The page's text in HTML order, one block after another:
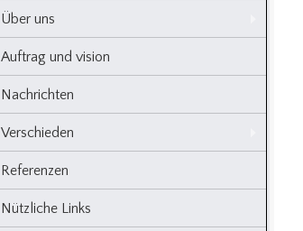
Über uns
Auftrag und vision
Nachrichten
Verschieden
Referenzen
Nützliche Links